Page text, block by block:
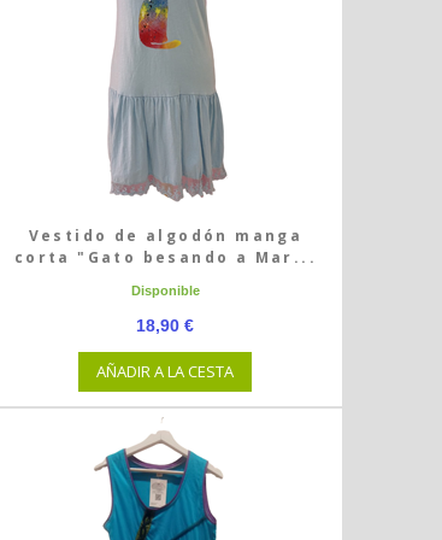
Vestido de algodón manga
corta "Gato besando a Mar...
Disponible
18,90 €
AÑADIR A LA CESTA